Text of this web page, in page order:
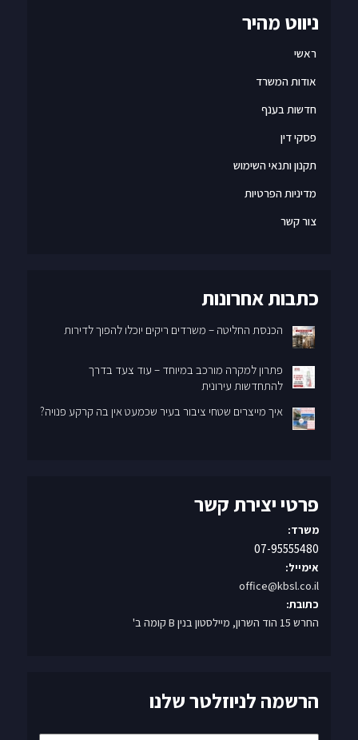
ניווט מהיר
ראשי
אודות המשרד
חדשות בענף
פסקי דין
תקנון ותנאי השימוש
מדיניות הפרטיות
צור קשר
כתבות אחרונות
הכנסת החליטה – משרדים ריקים יוכלו להפוך לדירות
פתרון למקרה מורכב במיוחד – עוד צעד בדרך
להתחדשות עירונית
איך מייצרים שטחי ציבור בעיר שכמעט אין בה קרקע פנויה?
פרטי יצירת קשר
משרד:
07-95555480
אימייל:
office@kbsl.co.il
כתובת:
החרש 15 הוד השרון, מיילסטון בנין B קומה ב'
הרשמה לניוזלטר שלנו